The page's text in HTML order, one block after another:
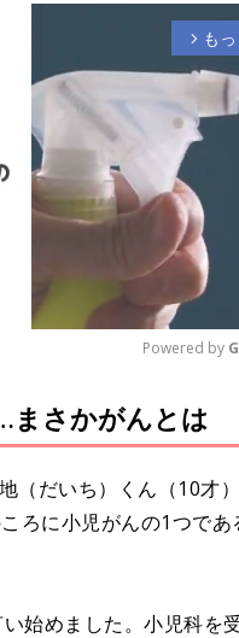
arrow_forward_ios も
u
t
e
Powered by
まさかがんとは
（だいち）くん（10才
ろに小児がんの1つで
始めました。小児科を